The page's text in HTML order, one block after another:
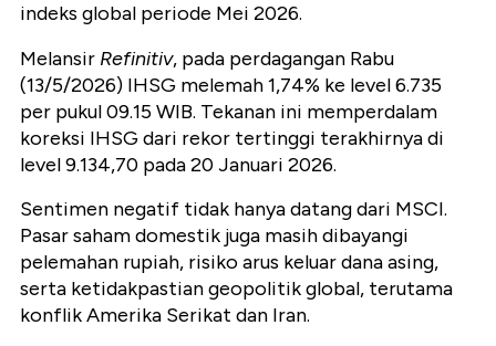
indeks global periode Mei 2026.
Melansir Refinitiv, pada perdagangan Rabu
(13/5/2026) IHSG melemah 1,74% ke level 6.735
per pukul 09.15 WIB. Tekanan ini memperdalam
koreksi IHSG dari rekor tertinggi terakhirnya di
level 9.134,70 pada 20 Januari 2026.
Sentimen negatif tidak hanya datang dari MSCI.
Pasar saham domestik juga masih dibayangi
pelemahan rupiah, risiko arus keluar dana asing,
serta ketidakpastian geopolitik global, terutama
konflik Amerika Serikat dan Iran.